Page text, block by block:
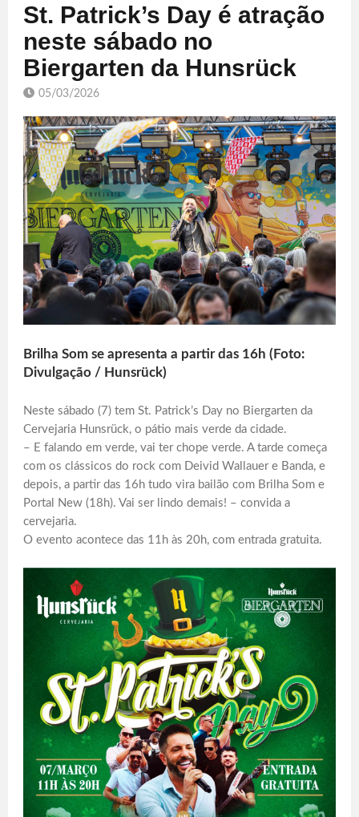
St. Patrick’s Day é atração
neste sábado no
Biergarten da Hunsrück
05/03/2026
Brilha Som se apresenta a partir das 16h (Foto:
Divulgação / Hunsrück)
Neste sábado (7) tem St. Patrick’s Day no Biergarten da
Cervejaria Hunsrück, o pátio mais verde da cidade.
– E falando em verde, vai ter chope verde. A tarde começa
com os clássicos do rock com Deivid Wallauer e Banda, e
depois, a partir das 16h tudo vira bailão com Brilha Som e
Portal New (18h). Vai ser lindo demais! – convida a
cervejaria.
O evento acontece das 11h às 20h, com entrada gratuita.